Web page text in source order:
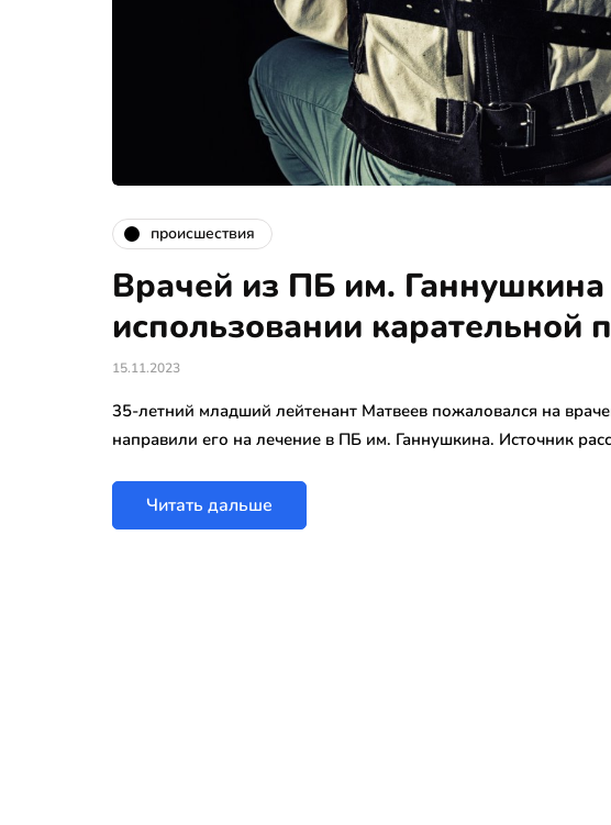
происшествия
Врачей из ПБ им.
использовании карательной
15.11.2023
35-летний младший лейтенант Матвеев пожаловался на
направили его на лечение в ПБ им. Ганнушкина. Источник
Читать дальше